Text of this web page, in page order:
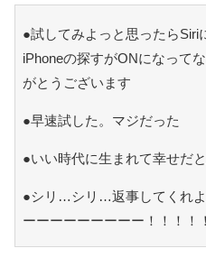
●試してみよっと思ったらSiri
iPhoneの探すがONになって
がとうございます
●早速試した。マジだった
●いい時代に生まれて幸せだ
●シリ…シリ…返事してくれ
ーーーーーーーーー！！！！